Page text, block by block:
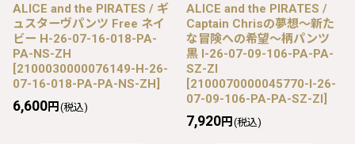
ALICE and the PIRATES / ギ
ュスターヴパンツ Free ネイ
ビー H-26-07-16-018-PA-
PA-NS-ZH
[2100030000076149-H-26-
07-16-018-PA-PA-NS-ZH]
6,600円 (税込)
ALICE and the PIRATES /
Captain Chrisの夢想〜新た
な冒険への希望〜柄パンツ
黒 I-26-07-09-106-PA-PA-
SZ-ZI
[2100070000045770-I-26-
07-09-106-PA-PA-SZ-ZI]
7,920円 (税込)